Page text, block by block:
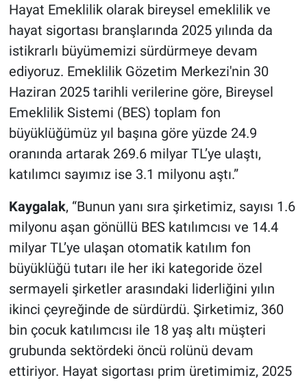
Hayat Emeklilik olarak bireysel emeklilik ve
hayat sigortası branşlarında 2025 yılında da
istikrarlı büyümemizi sürdürmeye devam
ediyoruz. Emeklilik Gözetim Merkezi'nin 30
Haziran 2025 tarihli verilerine göre, Bireysel
Emeklilik Sistemi (BES) toplam fon
büyüklüğümüz yıl başına göre yüzde 24.9
oranında artarak 269.6 milyar TL’ye ulaştı,
katılımcı sayımız ise 3.1 milyonu aştı.”
Kaygalak, “Bunun yanı sıra şirketimiz, sayısı 1.6
milyonu aşan gönüllü BES katılımcısı ve 14.4
milyar TL’ye ulaşan otomatik katılım fon
büyüklüğü tutarı ile her iki kategoride özel
sermayeli şirketler arasındaki liderliğini yılın
ikinci çeyreğinde de sürdürdü. Şirketimiz, 360
bin çocuk katılımcısı ile 18 yaş altı müşteri
grubunda sektördeki öncü rolünü devam
ettiriyor. Hayat sigortası prim üretimimiz, 2025